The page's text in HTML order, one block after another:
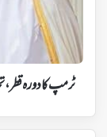
دفاعی
تعاون
کے
معاہدوں
دستخط
ٹرمپ کادورہ قطر،